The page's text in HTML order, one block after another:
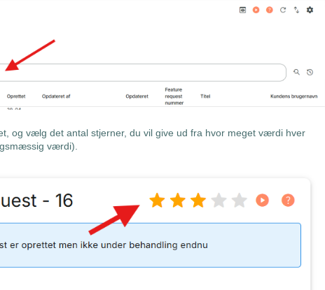
og vælg det antal stjerner, du vil give ud fra hvor meget værdi hver
værdi).